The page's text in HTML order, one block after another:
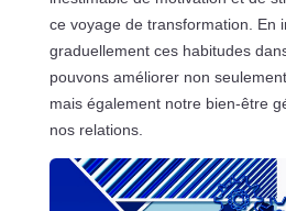
ce voyage de transformation. En
graduellement ces habitudes
pouvons améliorer non
mais également notre bien-être
nos relations.